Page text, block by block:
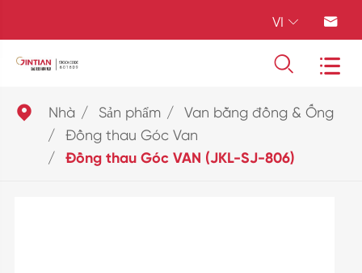
VI  
 
 Nhà Sản phẩm
Van bằng đồng & Ống
Đồng thau Góc Van
Đồng thau Góc VAN (JKL-SJ-806)